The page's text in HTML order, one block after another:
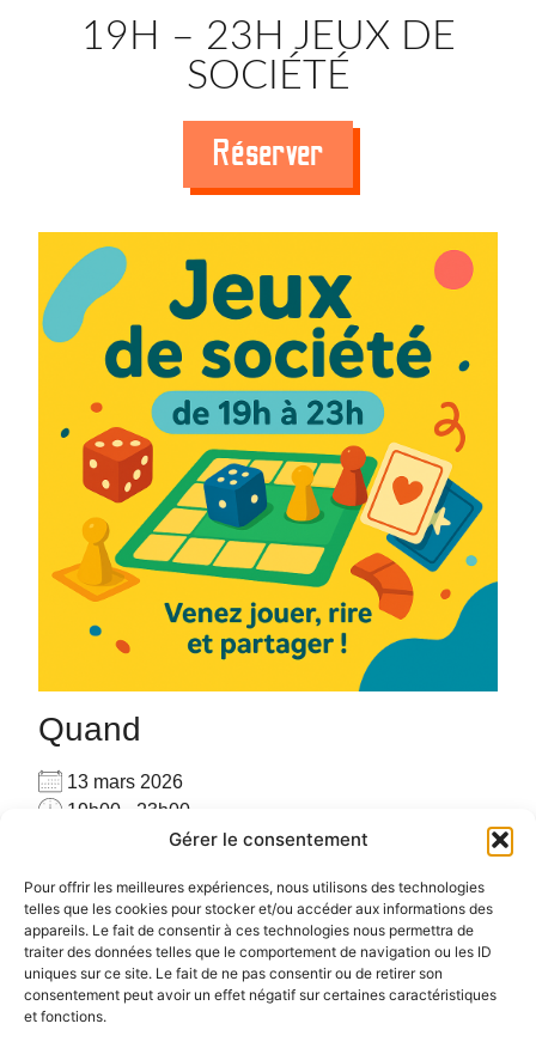
Gérer le consentement
Pour offrir les meilleures expériences, nous utilisons des technologies
telles que les cookies pour stocker et/ou accéder aux informations des
appareils. Le fait de consentir à ces technologies nous permettra de
traiter des données telles que le comportement de navigation ou les ID
uniques sur ce site. Le fait de ne pas consentir ou de retirer son
consentement peut avoir un effet négatif sur certaines caractéristiques
et fonctions.
19H – 23H JEUX DE
SOCIÉTÉ
Réserver
Quand
13 mars 2026
19h00 - 23h00
Ajouter au Calendrier
Télécharger ICS
Calendrier Google
les autres joueurs sur place avec plus de 160 jeux
#PARTAGE #CONVIVIALITE #RENCONTRE #JEUX